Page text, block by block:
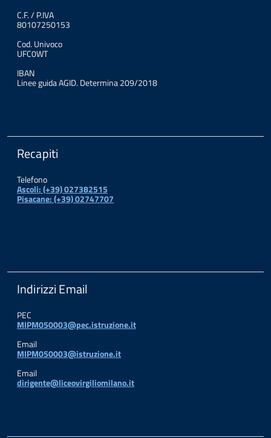
C.F. / P.IVA
80107250153
Cod. Univoco
UFC0WT
IBAN
Linee guida AGID. Determina 209/2018
Recapiti
Telefono
Ascoli: (+39) 027382515
Pisacane: (+39) 02747707
Indirizzi Email
PEC
MIPM050003@pec.istruzione.it
Email
MIPM050003@istruzione.it
Email
dirigente@liceovirgiliomilano.it